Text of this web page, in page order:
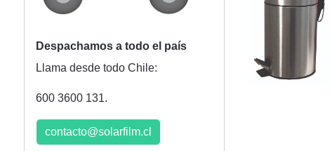
Despachamos a todo el país
Llama desde todo Chile:
600 3600 131.
contacto@solarfilm.cl